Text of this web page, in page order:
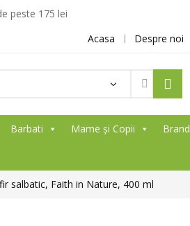
peste 175 lei
Acasa
Despre noi
Barbati Mame și Copii
salbatic, Faith in Nature, 400 ml